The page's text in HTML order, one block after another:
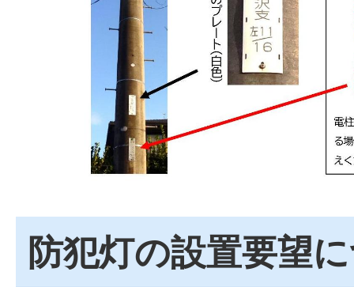
防犯灯の設置要望